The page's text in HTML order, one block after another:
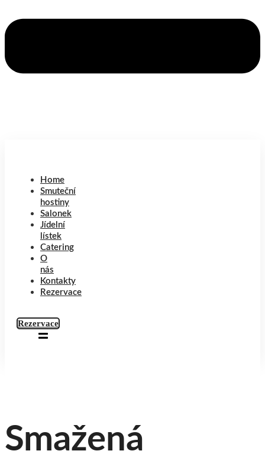
Home
Smuteční
hostiny
Salonek
Jídelní
lístek
Catering
O
nás
Kontakty
Rezervace
Rezervace
Smažená